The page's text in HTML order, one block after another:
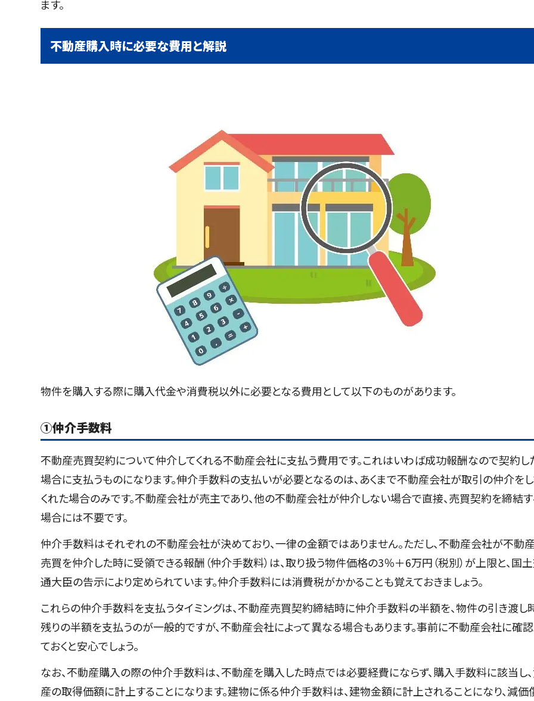
ます。
不動産購入時に必要な費用と解説
物件を購入する際に購入代金や消費税以外に必要となる費用として以下のものがあります。
①仲介手数料
不動産売買契約について仲介してくれる不動産会社に支払う費用です。これはいわば成功報酬なので契約し
場合に支払うものになります。伸介手数料の支払いが必要となるのは、あくまで不動産会社が取引の仲介を
くれた場合のみです。不動産会社が売主であり、他の不動産会社が仲介しない場合で直接、売買契約を締結す
場合には不要です。
仲介手数料はそれぞれの不動産会社が決めており、一律の金額ではありません。ただし、不動産会社が不動
売買を仲介した時に受領できる報酬（仲介手数料）は、取り扱う物件価格の3％＋6万円（税別）が上限と、国
通大臣の告示により定められています。仲介手数料には消費税がかかることも覚えておきましょう。
これらの仲介手数料を支払うタイミングは、不動産売買契約締結時に仲介手数料の半額を、物件の引き渡し
残りの半額を支払うのが一般的ですが、不動産会社によって異なる場合もあります。事前に不動産会社に確
ておくと安心でしょう。
なお、不動産購入の際の仲介手数料は、不動産を購入した時点では必要経費にならず、購入手数料に該当し
産の取得価額に計上することになります。建物に係る仲介手数料は、建物金額に計上されることになり、減価